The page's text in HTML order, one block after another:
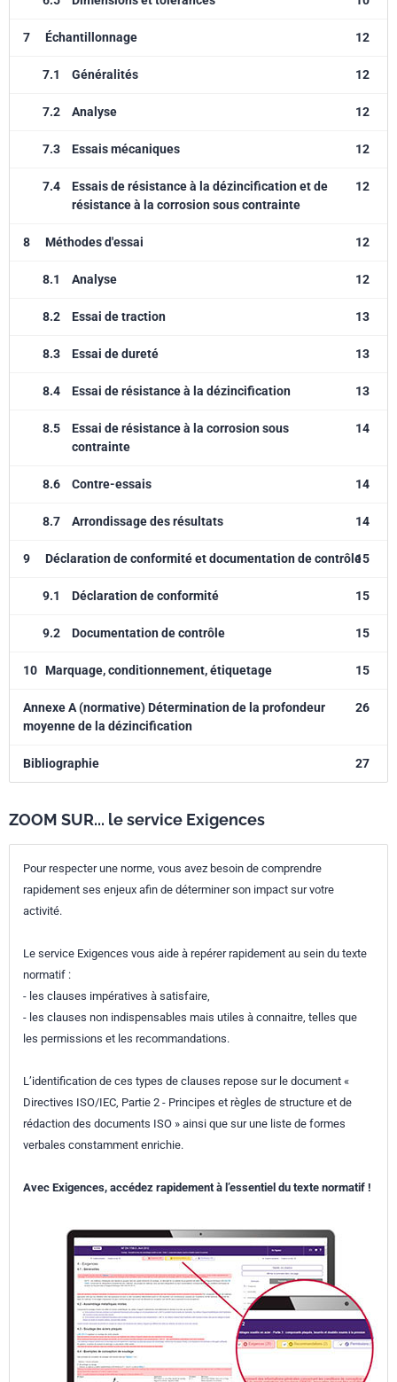
7 Échantillonnage 12
7.1 Généralités 12
7.2 Analyse 12
7.3 Essais mécaniques 12
7.4
Essais de résistance à la dézincification et de
résistance à la corrosion sous contrainte
12
8 Méthodes d'essai 12
8.1 Analyse 12
8.2 Essai de traction 13
8.3 Essai de dureté 13
8.4 Essai de résistance à la dézincification 13
8.5
Essai de résistance à la corrosion sous
contrainte
14
8.6 Contre-essais 14
8.7 Arrondissage des résultats 14
9 Déclaration de conformité et documentation de contrôle15
9.1 Déclaration de conformité 15
9.2 Documentation de contrôle 15
10 Marquage, conditionnement, étiquetage 15
Annexe A (normative) Détermination de la profondeur
moyenne de la dézincification
26
Bibliographie 27
ZOOM SUR... le service Exigences
Pour respecter une norme, vous avez besoin de comprendre
rapidement ses enjeux afin de déterminer son impact sur votre
activité.
Le service Exigences vous aide à repérer rapidement au sein du texte
normatif :
- les clauses impératives à satisfaire,
- les clauses non indispensables mais utiles à connaitre, telles que
les permissions et les recommandations.
L’identification de ces types de clauses repose sur le document «
Directives ISO/IEC, Partie 2 - Principes et règles de structure et de
rédaction des documents ISO » ainsi que sur une liste de formes
verbales constamment enrichie.
Avec Exigences, accédez rapidement à l’essentiel du texte normatif !